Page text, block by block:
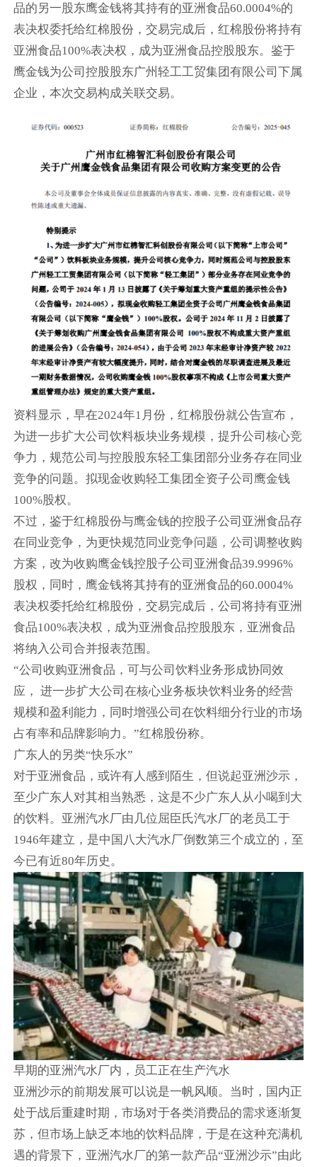
品的另一股东鹰金钱将其持有的亚洲食品60.0004%的
表决权委托给红棉股份，交易完成后，红棉股份将持有
亚洲食品100%表决权，成为亚洲食品控股股东。鉴于
鹰金钱为公司控股股东广州轻工工贸集团有限公司下属
企业，本次交易构成关联交易。
资料显示，早在2024年1月份，红棉股份就公告宣布，
为进一步扩大公司饮料板块业务规模，提升公司核心竞
争力，规范公司与控股股东轻工集团部分业务存在同业
竞争的问题。拟现金收购轻工集团全资子公司鹰金钱
100%股权。
不过，鉴于红棉股份与鹰金钱的控股子公司亚洲食品存
在同业竞争，为更快规范同业竞争问题，公司调整收购
方案，改为收购鹰金钱控股子公司亚洲食品39.9996%
股权，同时，鹰金钱将其持有的亚洲食品的60.0004%
表决权委托给红棉股份，交易完成后，公司将持有亚洲
食品100%表决权，成为亚洲食品控股股东，亚洲食品
将纳入公司合并报表范围。
“公司收购亚洲食品，可与公司饮料业务形成协同效
应， 进一步扩大公司在核心业务板块饮料业务的经营
规模和盈利能力，同时增强公司在饮料细分行业的市场
占有率和品牌影响力。”红棉股份称。
广东人的另类“快乐水”
对于亚洲食品，或许有人感到陌生，但说起亚洲沙示，
至少广东人对其相当熟悉，这是不少广东人从小喝到大
的饮料。亚洲汽水厂由几位屈臣氏汽水厂的老员工于
1946年建立，是中国八大汽水厂倒数第三个成立的，至
今已有近80年历史。
早期的亚洲汽水厂内，员工正在生产汽水
亚洲沙示的前期发展可以说是一帆风顺。当时，国内正
处于战后重建时期，市场对于各类消费品的需求逐渐复
苏，但市场上缺乏本地的饮料品牌，于是在这种充满机
遇的背景下，亚洲汽水厂的第一款产品“亚洲沙示”由此